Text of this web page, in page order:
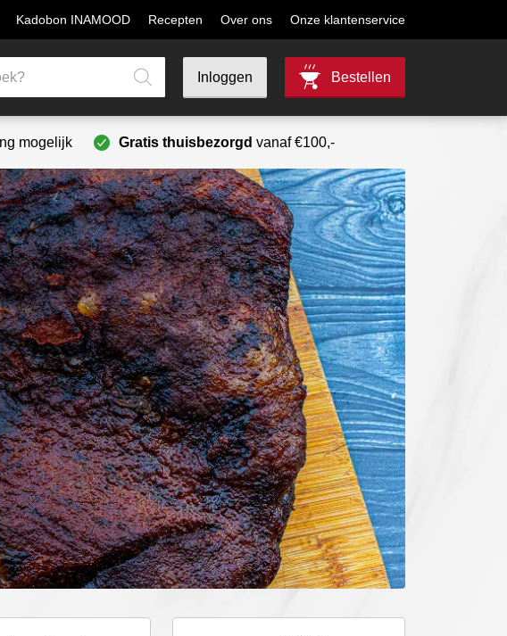
Kadobon INAMOOD Recepten Over ons Onze klantenservice
Inloggen Bestellen
mogelijk Gratis thuisbezorgd vanaf €100,-